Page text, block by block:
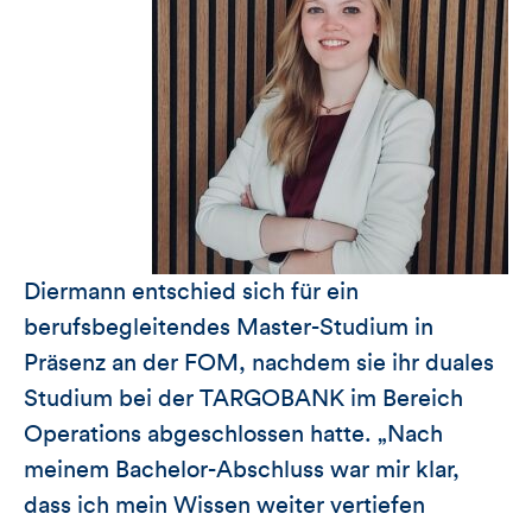
Diermann entschied sich für ein
berufsbegleitendes Master-Studium in
Präsenz an der FOM, nachdem sie ihr duales
Studium bei der TARGOBANK im Bereich
Operations abgeschlossen hatte. „Nach
meinem Bachelor-Abschluss war mir klar,
dass ich mein Wissen weiter vertiefen